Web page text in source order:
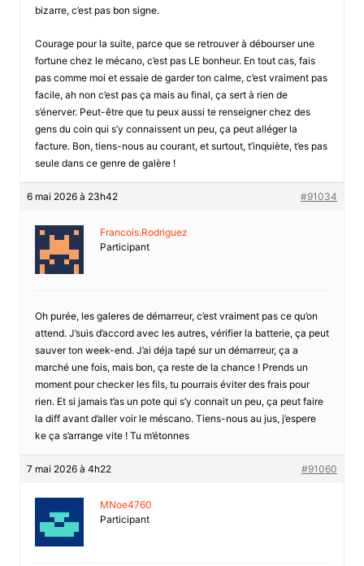
bizarre, c’est pas bon signe.
Courage pour la suite, parce que se retrouver à débourser une
fortune chez le mécano, c’est pas LE bonheur. En tout cas, fais
pas comme moi et essaie de garder ton calme, c’est vraiment pas
facile, ah non c’est pas ça mais au final, ça sert à rien de
s’énerver. Peut-être que tu peux aussi te renseigner chez des
gens du coin qui s’y connaissent un peu, ça peut alléger la
facture. Bon, tiens-nous au courant, et surtout, t’inquiète, t’es pas
seule dans ce genre de galère !
6 mai 2026 à 23h42 #91034
Francois.Rodriguez
Participant
Oh purée, les galeres de démarreur, c’est vraiment pas ce qu’on
attend. J’suis d’accord avec les autres, vérifier la batterie, ça peut
sauver ton week-end. J’ai déja tapé sur un démarreur, ça a
marché une fois, mais bon, ça reste de la chance ! Prends un
moment pour checker les fils, tu pourrais éviter des frais pour
rien. Et si jamais t’as un pote qui s’y connait un peu, ça peut faire
la diff avant d’aller voir le méscano. Tiens-nous au jus, j’espere
ke ça s’arrange vite ! Tu m’étonnes
7 mai 2026 à 4h22 #91060
MNoe4760
Participant